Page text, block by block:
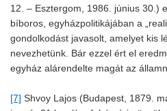
12. – Esztergom, 1986. június 30.)
bíboros, egyházpolitikájában a
gondolkodást javasolt, amelyet kis
nevezhetünk. Bár ezzel ért el
egyház alárendelte magát az
[7] Shvoy Lajos (Budapest, 1879.